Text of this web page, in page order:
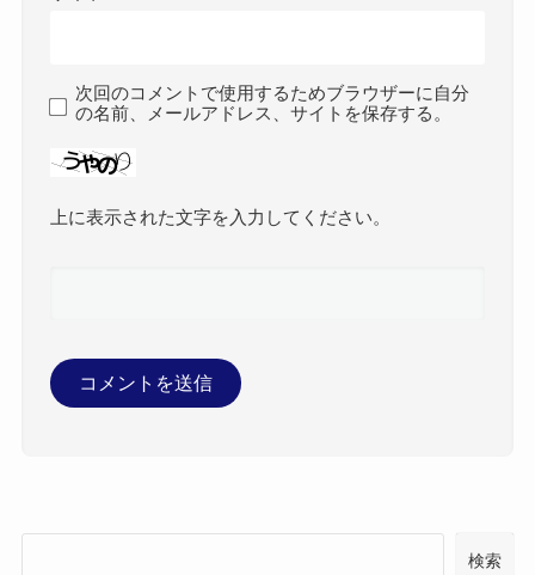
次回のコメントで使用するためブラウザーに自分
の名前、メールアドレス、サイトを保存する。
上に表示された文字を入力してください。
検索